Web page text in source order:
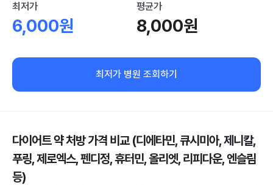
최저가
6,000원
평균가
8,000원
최저가 병원 조회하기
다이어트 약 처방 가격 비교 (디에타민, 큐시미아, 제니칼,
푸링, 제로엑스, 펜디정, 휴터민, 올리엣, 리피다운, 엔슬림
등)